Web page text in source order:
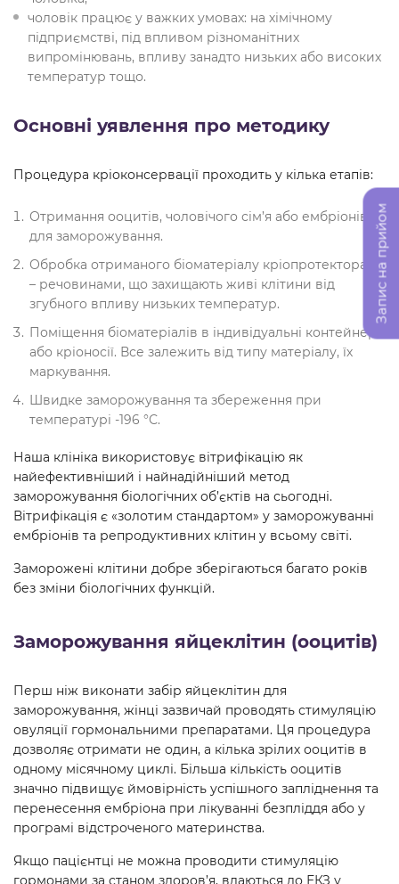
чоловік працює у важких умовах: на хімічному
підприємстві, під впливом різноманітних
випромінювань, впливу занадто низьких або високих
температур тощо.
Основні уявлення про методику
Процедура кріоконсервації проходить у кілька етапів:
Отримання ооцитів, чоловічого сім’я або ембріонів
для заморожування.
Обробка отриманого біоматеріалу кріопротекторами
– речовинами, що захищають живі клітини від
згубного впливу низьких температур.
Поміщення біоматеріалів в індивідуальні контейнери
або кріоносії. Все залежить від типу матеріалу, їх
маркування.
Швидке заморожування та збереження при
температурі -196 °С.
Наша клініка використовує вітрифікацію як
найефективніший і найнадійніший метод
заморожування біологічних об’єктів на сьогодні.
Вітрифікація є «золотим стандартом» у заморожуванні
ембріонів та репродуктивних клітин у всьому світі.
Заморожені клітини добре зберігаються багато років
без зміни біологічних функцій.
Заморожування яйцеклітин (ооцитів)
Перш ніж виконати забір яйцеклітин для
заморожування, жінці зазвичай проводять стимуляцію
овуляції гормональними препаратами. Ця процедура
дозволяє отримати не один, а кілька зрілих ооцитів в
одному місячному циклі. Більша кількість ооцитів
значно підвищує ймовірність успішного запліднення та
перенесення ембріона при лікуванні безпліддя або у
програмі відстроченого материнства.
Якщо пацієнтці не можна проводити стимуляцію
гормонами за станом здоров’я, вдаються до ЕКЗ у
Запис на прийом